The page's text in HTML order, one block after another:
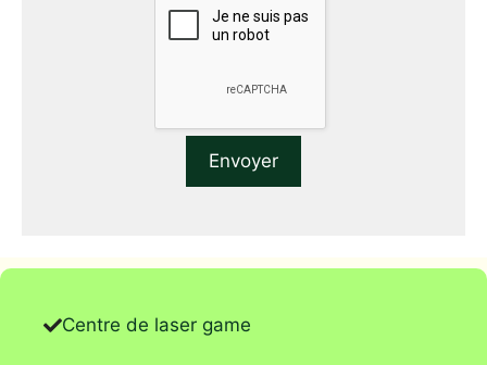
Centre de laser game